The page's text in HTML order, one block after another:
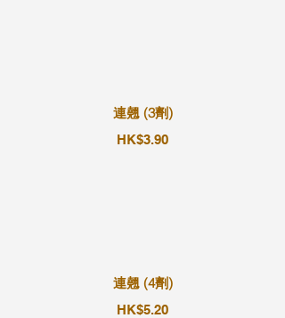
連翹 (3劑)
HK$3.90
連翹 (4劑)
HK$5.20